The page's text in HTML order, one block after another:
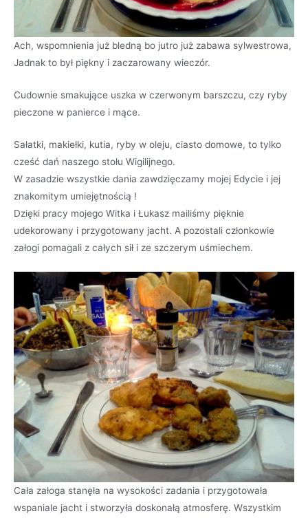
Ach, wspomnienia już bledną bo jutro już zabawa sylwestrowa,
Jadnak to był piękny i zaczarowany wieczór.
Cudownie smakujące uszka w czerwonym barszczu, czy ryby
pieczone w panierce i mące.
Sałatki, makiełki, kutia, ryby w oleju, ciasto domowe, to tylko
cześć dań naszego stołu Wigilijnego.
W zasadzie wszystkie dania zawdzięczamy mojej Edycie i jej
znakomitym umiejętnością !
Dzięki pracy mojego Witka i Łukasz mailiśmy pięknie
udekorowany i przygotowany jacht. A pozostali członkowie
załogi pomagali z całych sił i ze szczerym uśmiechem.
Cała załoga stanęła na wysokości zadania i przygotowała
wspaniale jacht i stworzyła doskonałą atmosferę. Wszystkim